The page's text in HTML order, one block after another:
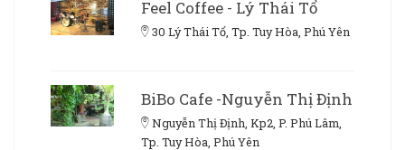
Feel Coffee - Lý Thái Tổ
30 Lý Thái Tổ, Tp. Tuy Hòa, Phú Yên
BiBo Cafe -Nguyễn Thị Định
Nguyễn Thị Định, Kp2, P. Phú Lâm,
Tp. Tuy Hòa, Phú Yên